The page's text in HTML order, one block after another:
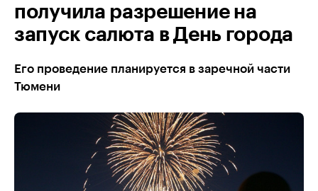
получила разрешение на
запуск салюта в День города
Его проведение планируется в заречной части
Тюмени